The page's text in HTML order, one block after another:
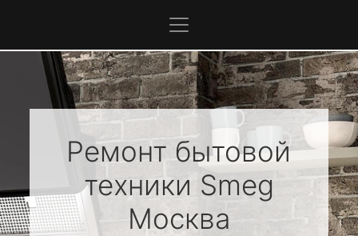
Ремонт бытовой
техники Smeg
Москва